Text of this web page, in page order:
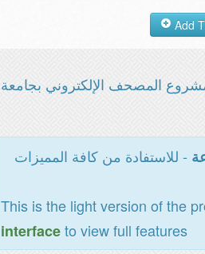
المصحف الإلكتروني بجامعة
- للاستفادة من كافة المميزات
This is the light version of the
interfaceto view full features